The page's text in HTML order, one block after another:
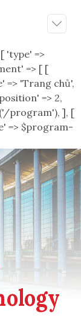
'type' =>
=> [ [
=> 'Trang chủ',
=> 2,
program'), ], [
=> $program-